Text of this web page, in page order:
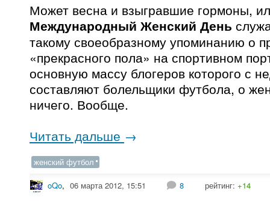
Может весна и взыгравшие гормоны,
Международный Женский День
такому своеобразному упоминанию о
«прекрасного пола» на спортивном
основную массу блогеров которого с
составляют болельщики футбола, о
ничего. Вообще.
Читать дальше →
женский футбол
oQo, 06 марта 2012, 15:51 8 рейтинг: +14